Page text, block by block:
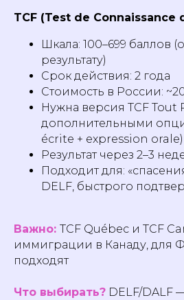
TCF (Test de Connaissance
Шкала: 100–699 баллов
результату)
Срок действия: 2 года
Стоимость в России:
Нужна версия TCF Tout
дополнительными
écrite + expression orale)
Результат через 2–3
Подходит для:
DELF, быстрого
Важно: TCF Québec и TCF
иммиграции в Канаду, для
подходят
Что выбирать? DELF/DALF